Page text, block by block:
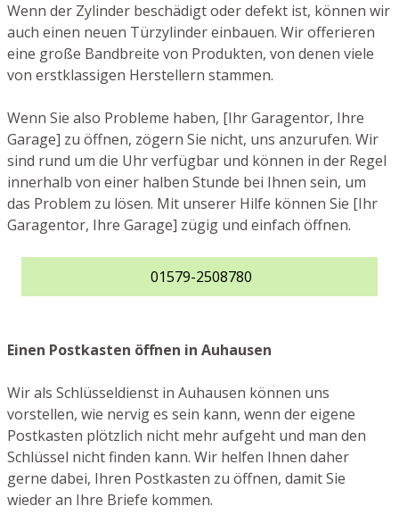
Wenn der Zylinder beschädigt oder defekt ist, können wir
auch einen neuen Türzylinder einbauen. Wir offerieren
eine große Bandbreite von Produkten, von denen viele
von erstklassigen Herstellern stammen.
Wenn Sie also Probleme haben, [Ihr Garagentor, Ihre
Garage] zu öffnen, zögern Sie nicht, uns anzurufen. Wir
sind rund um die Uhr verfügbar und können in der Regel
innerhalb von einer halben Stunde bei Ihnen sein, um
das Problem zu lösen. Mit unserer Hilfe können Sie [Ihr
Garagentor, Ihre Garage] zügig und einfach öffnen.
01579-2508780
Einen Postkasten öffnen in Auhausen
Wir als Schlüsseldienst in Auhausen können uns
vorstellen, wie nervig es sein kann, wenn der eigene
Postkasten plötzlich nicht mehr aufgeht und man den
Schlüssel nicht finden kann. Wir helfen Ihnen daher
gerne dabei, Ihren Postkasten zu öffnen, damit Sie
wieder an Ihre Briefe kommen.